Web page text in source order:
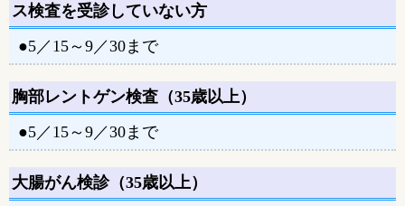
ス検査を受診していない方
●5／15～9／30まで
胸部レントゲン検査（35歳以上）
●5／15～9／30まで
大腸がん検診（35歳以上）